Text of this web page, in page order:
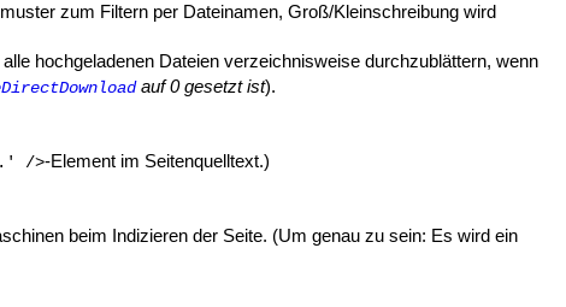
zum Filtern per Dateinamen, Groß/Kleinschreibung wird
hochgeladenen Dateien verzeichnisweise durchzublättern, wenn
auf 0 gesetzt ist).
/>-Element im Seitenquelltext.)
beim Indizieren der Seite. (Um genau zu sein: Es wird ein